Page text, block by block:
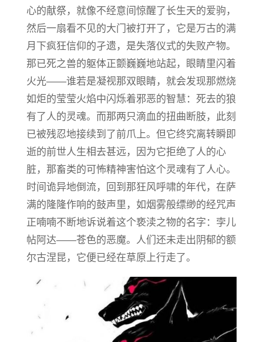
心的献祭，就像不经意间惊醒了长生天的爱驹，
然后一扇看不见的大门被打开了，它是万古的满
月下疯狂信仰的孑遗，是失落仪式的失败产物。
那已死之兽的躯体正颤巍巍地站起，眼睛里闪着
火光——谁若是凝视那双眼睛，就会发现那燃烧
如炬的莹莹火焰中闪烁着邪恶的智慧：死去的狼
有了人的灵魂。而那两只滴血的扭曲断肢，此刻
已被残忍地接续到了前爪上。但它终究离转瞬即
逝的前世人生相去甚远，因为它拒绝了人的心
脏，那畜类的可怖精神害怕这个灵魂有了人心。
时间诡异地倒流，回到那狂风呼啸的年代，在萨
满的隆隆作响的鼓声里，如烟雾般缥缈的经咒声
正喃喃不断地诉说着这个亵渎之物的名字：孛儿
帖阿达——苍色的恶魔。人们还未走出阴郁的额
尔古涅昆，它便已经在草原上行走了。